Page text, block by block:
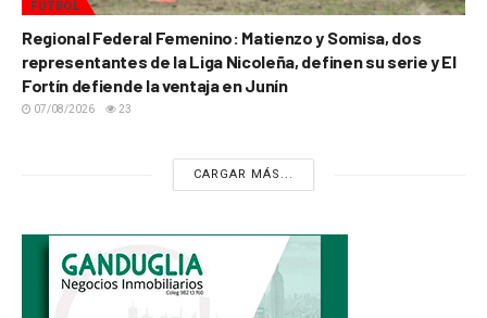
FÚTBOL
Regional Federal Femenino: Matienzo y Somisa, dos
representantes de la Liga Nicoleña, definen su serie y El
Fortín defiende la ventaja en Junín
07/08/2026 23
CARGAR MÁS...